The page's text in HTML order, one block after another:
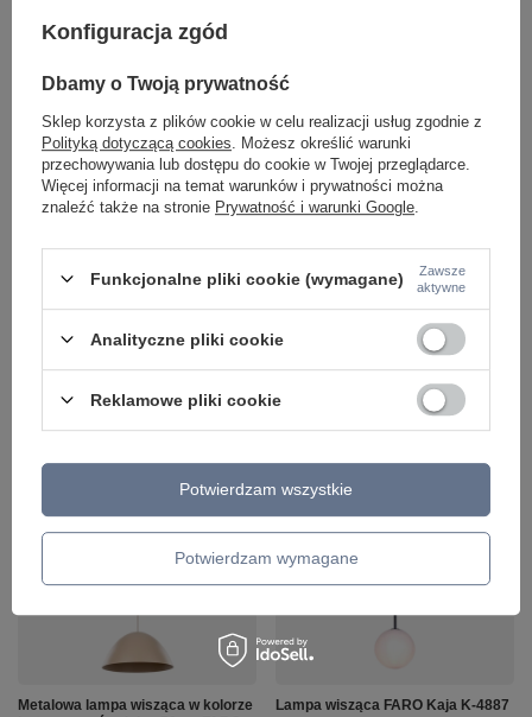
ściany LED 3000K FARO WH
+ Dodaj do porównania
SABIA 1xE27 Tk Lighting 10657
315,00 zł / szt.
+ Dodaj do porównania
Ilość produktów
Metalowa lampa wisząca w kolorze
Lampa wisząca FARO Kaja K-4887
Konfiguracja zgód
Dbamy o Twoją prywatność
Sklep korzysta z plików cookie w celu realizacji usług zgodnie z
Polityką dotyczącą cookies . Możesz określić warunki
przechowywania lub dostępu do cookie w Twojej przeglądarce.
Więcej informacji na temat warunków i prywatności można
znaleźć także na stronie Prywatność i warunki Google
Funkcjonalne pliki cookie (wymagane)
Zawsze
aktywne
Analityczne pliki cookie
Reklamowe pliki cookie
Potwierdzam wymagane
Potwierdzam wszystkie